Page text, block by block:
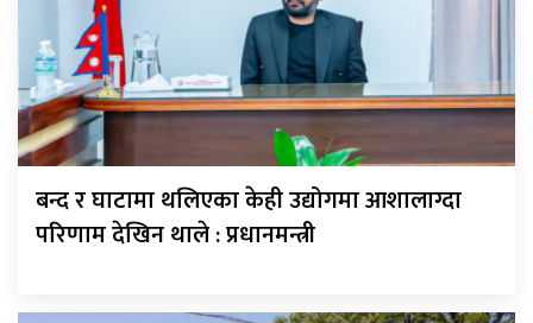
बन्द र घाटामा थलिएका केही उद्योगमा आशालाग्दा
परिणाम देखिन थाले : प्रधानमन्त्री